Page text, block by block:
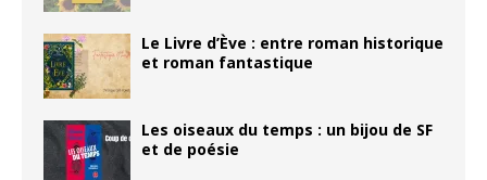
Le Livre d’Ève : entre roman historique
et roman fantastique
Les oiseaux du temps : un bijou de SF
et de poésie